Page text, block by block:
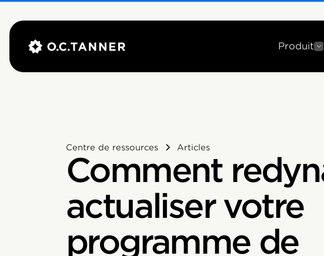
Produit
Centre de ressources Articles
Comment
actualiser votre
programme de